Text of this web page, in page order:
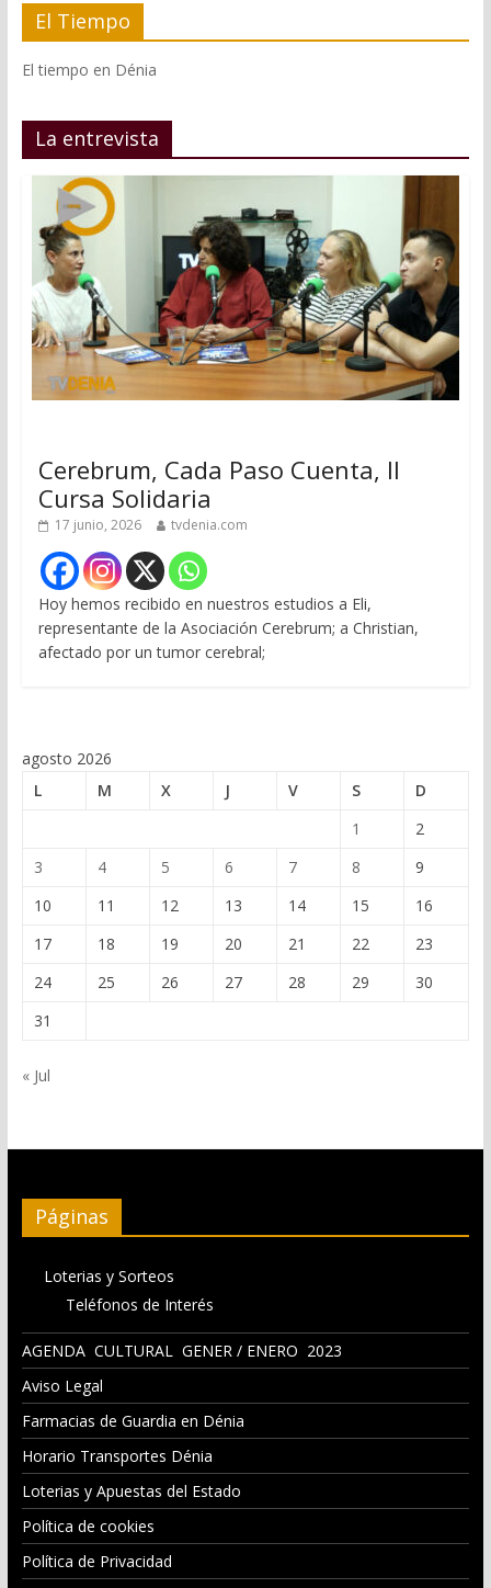
El Tiempo
El tiempo en Dénia
La entrevista
Cerebrum, Cada Paso Cuenta, II
Cursa Solidaria
17 junio, 2026 tvdenia.com
Hoy hemos recibido en nuestros estudios a Eli,
representante de la Asociación Cerebrum; a Christian,
afectado por un tumor cerebral;
agosto 2026
L
M X J V S
D
1
2
3
4 5 6 7 8
9
10
11 12 13 14 15
16
17
18 19 20 21 22
23
24
25 26 27 28 29
30
31
« Jul
Páginas
Loterias y Sorteos
Teléfonos de Interés
AGENDA CULTURAL GENER / ENERO 2023
Aviso Legal
Farmacias de Guardia en Dénia
Horario Transportes Dénia
Loterias y Apuestas del Estado
Política de cookies
Política de Privacidad